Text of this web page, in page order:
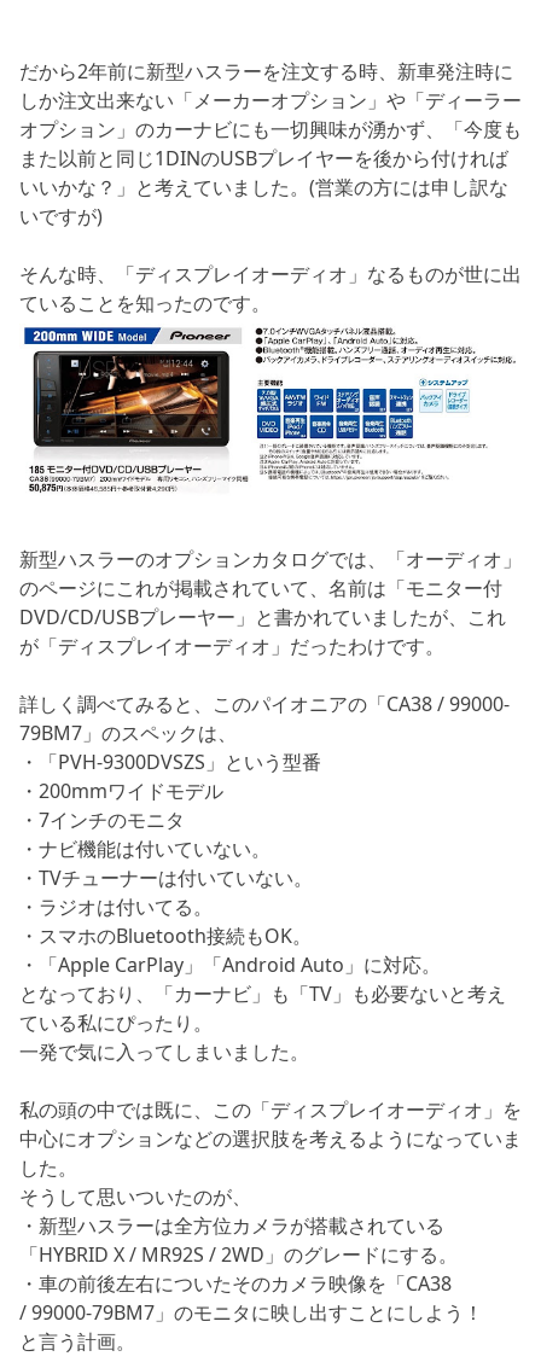
だから2年前に新型ハスラーを注文する時、新車発注時に
しか注文出来ない「メーカーオプション」や「ディーラー
オプション」のカーナビにも一切興味が湧かず、「今度も
また以前と同じ1DINのUSBプレイヤーを後から付ければ
いいかな？」と考えていました。(営業の方には申し訳な
いですが)
そんな時、「ディスプレイオーディオ」なるものが世に出
ていることを知ったのです。
新型ハスラーのオプションカタログでは、「オーディオ」
のページにこれが掲載されていて、名前は「モニター付
DVD/CD/USBプレーヤー」と書かれていましたが、これ
が「ディスプレイオーディオ」だったわけです。
詳しく調べてみると、このパイオニアの「CA38 / 99000-
79BM7」のスペックは、
・「PVH-9300DVSZS」という型番
・200mmワイドモデル
・7インチのモニタ
・ナビ機能は付いていない。
・TVチューナーは付いていない。
・ラジオは付いてる。
・スマホのBluetooth接続もOK。
・「Apple CarPlay」「Android Auto」に対応。
となっており、「カーナビ」も「TV」も必要ないと考え
ている私にぴったり。
一発で気に入ってしまいました。
私の頭の中では既に、この「ディスプレイオーディオ」を
中心にオプションなどの選択肢を考えるようになっていま
した。
そうして思いついたのが、
・新型ハスラーは全方位カメラが搭載されている
「HYBRID X / MR92S / 2WD」のグレードにする。
・車の前後左右についたそのカメラ映像を「CA38
/ 99000-79BM7」のモニタに映し出すことにしよう！
と言う計画。